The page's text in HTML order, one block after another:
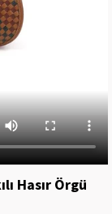
Hasır Örgü